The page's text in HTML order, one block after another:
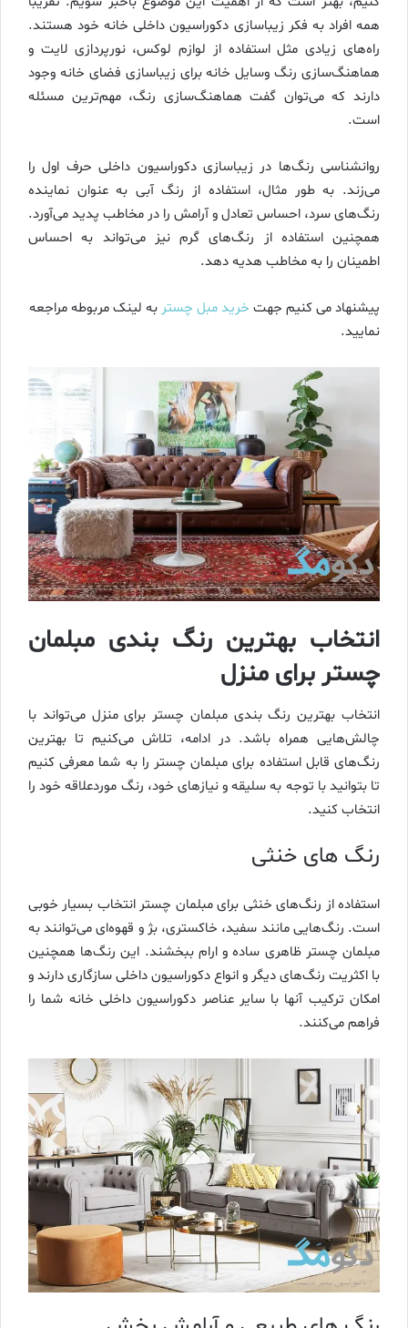
همه افراد به فکر زیباسازی دکوراسیون داخلی خانه خود هستند.
راه‌های زیادی مثل استفاده از لوازم لوکس، نورپردازی لایت و
هماهنگ‌سازی رنگ وسایل خانه برای زیباسازی فضای خانه وجود
دارند که می‌توان گفت هماهنگ‌سازی رنگ، مهم‌ترین مسئله
است.
روانشناسی رنگ‌ها در زیباسازی دکوراسیون داخلی حرف اول را
می‌زند. به طور مثال، استفاده از رنگ آبی به عنوان نماینده
رنگ‌های سرد، احساس تعادل و آرامش را در مخاطب پدید می‌آورد.
همچنین استفاده از رنگ‌های گرم نیز می‌تواند به احساس
اطمینان را به مخاطب هدیه دهد.
پیشنهاد می کنیم جهت خرید مبل چستر به لینک مربوطه مراجعه
نمایید.
انتخاب بهترین رنگ بندی مبلمان
چستر برای منزل
انتخاب بهترین رنگ بندی مبلمان چستر برای منزل می‌تواند با
چالش‌هایی همراه باشد. در ادامه، تلاش می‌کنیم تا بهترین
رنگ‌های قابل استفاده برای مبلمان چستر را به شما معرفی کنیم
تا بتوانید با توجه به سلیقه و نیازهای خود، رنگ موردعلاقه خود را
انتخاب کنید.
رنگ‌ های خنثی
استفاده از رنگ‌های خنثی برای مبلمان چستر انتخاب بسیار خوبی
است. رنگ‌هایی مانند سفید، خاکستری، بژ و قهوه‌ای می‌توانند به
مبلمان چستر ظاهری ساده و ارام ببخشند. این رنگ‌ها همچنین
با اکثریت رنگ‌های دیگر و انواع دکوراسیون داخلی سازگاری دارند و
امکان ترکیب آنها با سایر عناصر دکوراسیون داخلی خانه شما را
فراهم می‌کنند.